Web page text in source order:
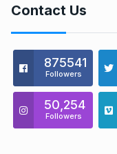
Contact Us
875541
Followers
50,254
Followers